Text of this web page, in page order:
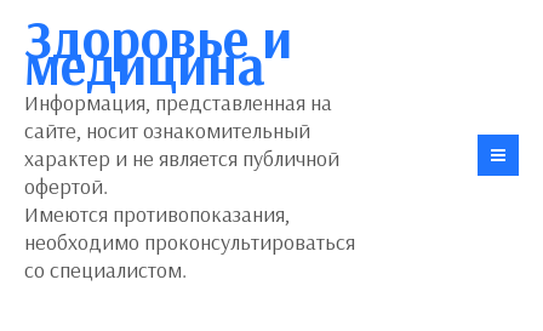
Здоровье и
медицина
Информация, представленная на
сайте, носит ознакомительный
характер и не является публичной
офертой.
Имеются противопоказания,
необходимо проконсультироваться
со специалистом.